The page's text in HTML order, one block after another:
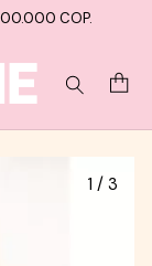
COP.
1 / 3